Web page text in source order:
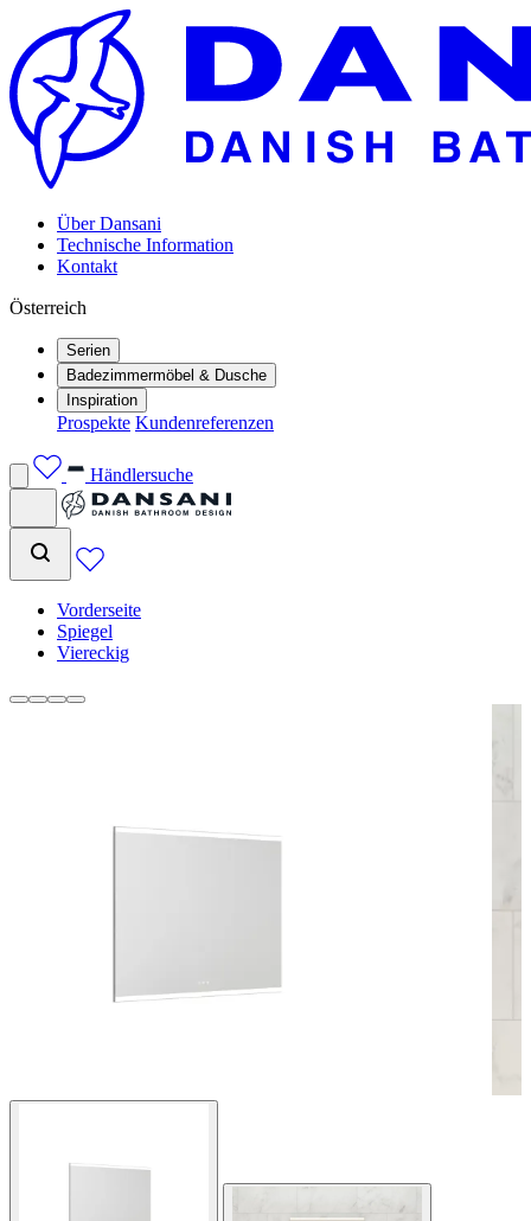
Über Dansani
Technische Information
Kontakt
Österreich
Serien
Badezimmermöbel & Dusche
Inspiration
Prospekte Kundenreferenzen
Händlersuche
Vorderseite
Spiegel
Viereckig